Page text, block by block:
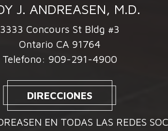
J. ANDREASEN, M.D.
3333 Concours St Bldg #3
Ontario CA 91764
Telefono: 909-291-4900
DIRECCIONES
EN TODAS LAS REDES